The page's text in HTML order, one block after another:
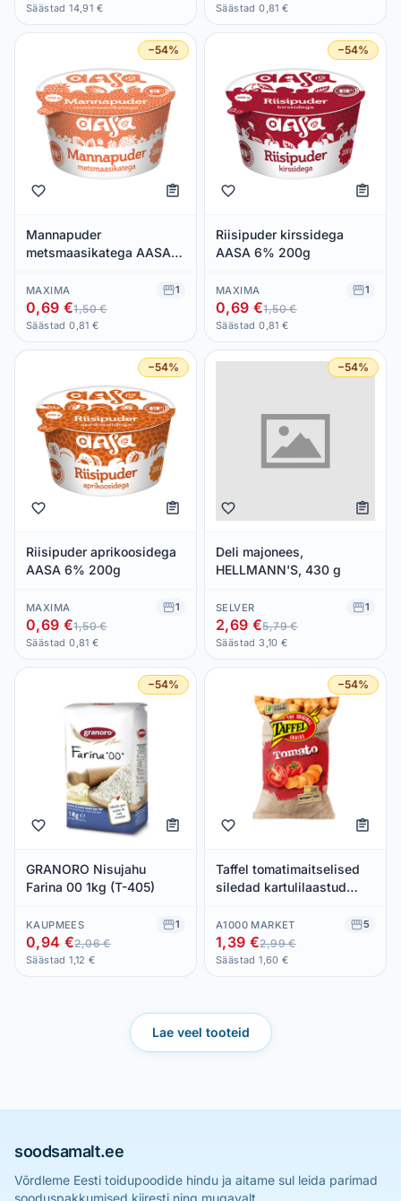
Säästad 14,91 € Säästad 0,81 €
−54%
Mannapuder
metsmaasikatega AASA
MAXIMA 1
0,69 €1,50 €
Säästad 0,81 €
−54%
Riisipuder kirssidega
AASA 6% 200g
MAXIMA 1
0,69 €1,50 €
Säästad 0,81 €
−54%
Riisipuder aprikoosidega
AASA 6% 200g
MAXIMA 1
0,69 €1,50 €
Säästad 0,81 €
−54%
Deli majonees,
HELLMANN'S, 430 g
SELVER 1
2,69 €5,79 €
Säästad 3,10 €
−54%
GRANORO Nisujahu
Farina 00 1kg (T-405)
KAUPMEES 1
0,94 €2,06 €
Säästad 1,12 €
−54%
Taffel tomatimaitselised
siledad kartulilaastud
A1000 MARKET 5
1,39 €2,99 €
Säästad 1,60 €
Lae veel tooteid
soodsamalt.ee
Võrdleme Eesti toidupoodide hindu ja aitame sul leida parimad
sooduspakkumised kiiresti ning mugavalt.